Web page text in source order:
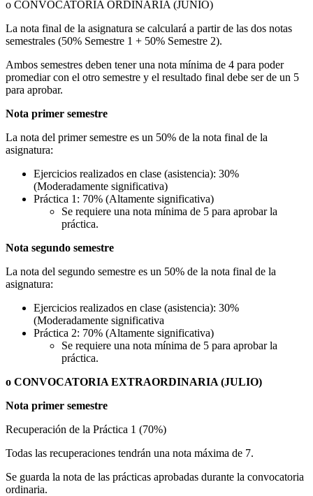
o CONVOCATORIA ORDINARIA (JUNIO)
La nota final de la asignatura se calculará a partir de las dos notas
semestrales (50% Semestre 1 + 50% Semestre 2).
Ambos semestres deben tener una nota mínima de 4 para poder
promediar con el otro semestre y el resultado final debe ser de un 5
para aprobar.
Nota primer semestre
La nota del primer semestre es un 50% de la nota final de la
asignatura:
Ejercicios realizados en clase (asistencia): 30%
(Moderadamente significativa)
Práctica 1: 70% (Altamente significativa)
Se requiere una nota mínima de 5 para aprobar la
práctica.
Nota segundo semestre
La nota del segundo semestre es un 50% de la nota final de la
asignatura:
Ejercicios realizados en clase (asistencia): 30%
(Moderadamente significativa
Práctica 2: 70% (Altamente significativa)
Se requiere una nota mínima de 5 para aprobar la
práctica.
o CONVOCATORIA EXTRAORDINARIA (JULIO)
Nota primer semestre
Recuperación de la Práctica 1 (70%)
Todas las recuperaciones tendrán una nota máxima de 7.
Se guarda la nota de las prácticas aprobadas durante la convocatoria
ordinaria.